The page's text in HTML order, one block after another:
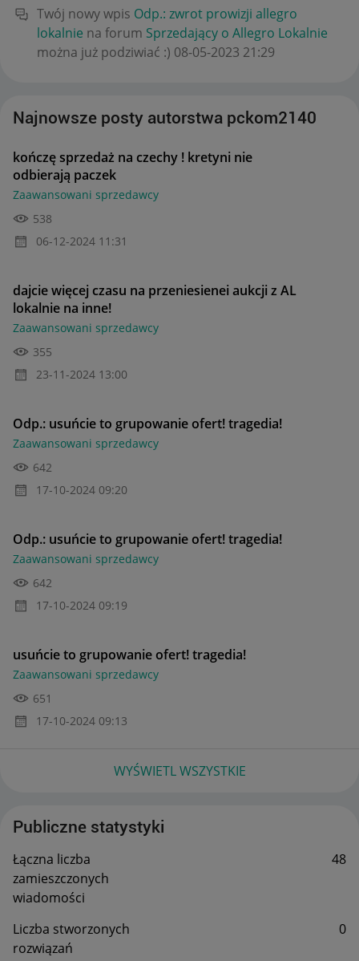
Twój nowy wpis Odp.: zwrot prowizji allegro
lokalnie na forum Sprzedający o Allegro Lokalnie
można już podziwiać :) ‎08-05-2023 21:29
Najnowsze posty autorstwa pckom2140
kończę sprzedaż na czechy ! kretyni nie
odbierają paczek
Zaawansowani sprzedawcy
538
‎06-12-2024 11:31
dajcie więcej czasu na przeniesienei aukcji z AL
lokalnie na inne!
Zaawansowani sprzedawcy
355
‎23-11-2024 13:00
Odp.: usuńcie to grupowanie ofert! tragedia!
Zaawansowani sprzedawcy
642
‎17-10-2024 09:20
Odp.: usuńcie to grupowanie ofert! tragedia!
Zaawansowani sprzedawcy
642
‎17-10-2024 09:19
usuńcie to grupowanie ofert! tragedia!
Zaawansowani sprzedawcy
651
‎17-10-2024 09:13
WYŚWIETL WSZYSTKIE
Publiczne statystyki
Łączna liczba
zamieszczonych
wiadomości
48
Liczba stworzonych
rozwiązań
0